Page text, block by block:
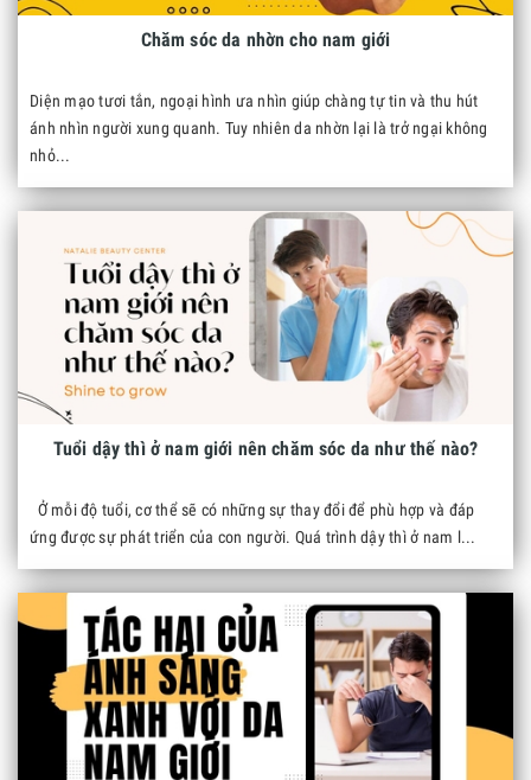
Chăm sóc da nhờn cho nam giới
Diện mạo tươi tắn, ngoại hình ưa nhìn giúp chàng tự tin và thu hút
ánh nhìn người xung quanh. Tuy nhiên da nhờn lại là trở ngại không
nhỏ...
Tuổi dậy thì ở nam giới nên chăm sóc da như thế nào?
Ở mỗi độ tuổi, cơ thể sẽ có những sự thay đổi để phù hợp và đáp
ứng được sự phát triển của con người. Quá trình dậy thì ở nam l...